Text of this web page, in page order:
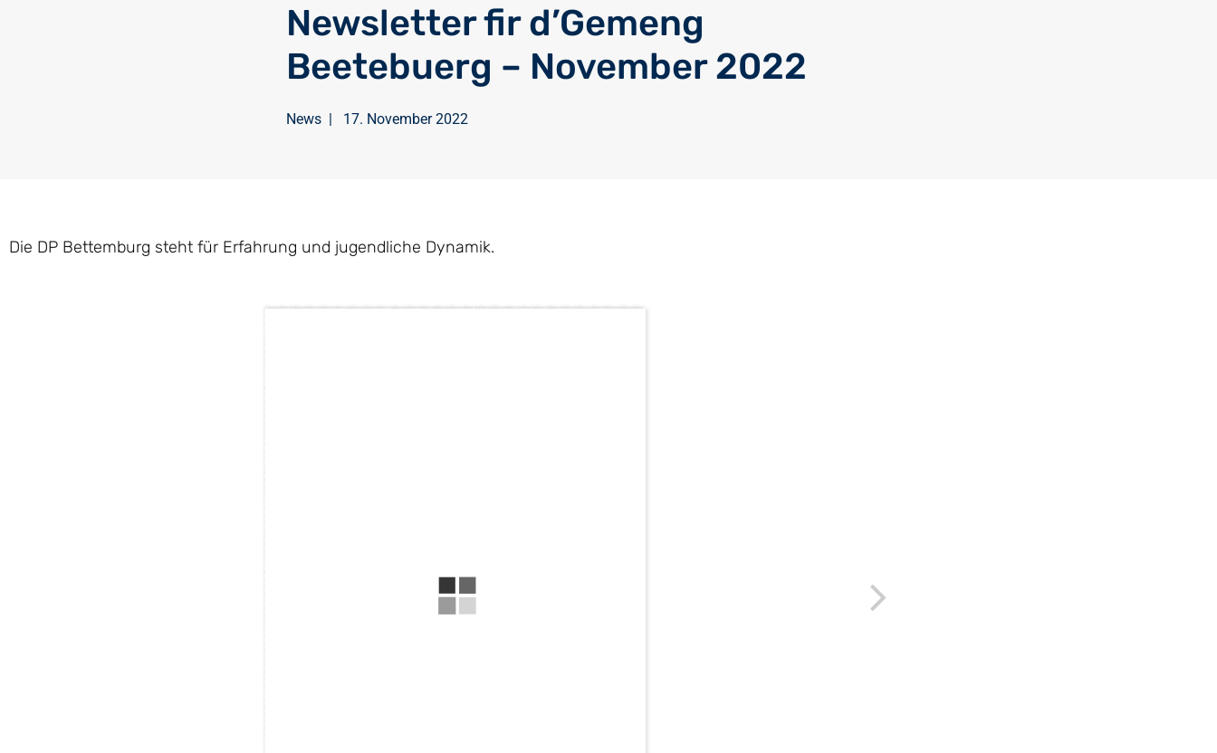
Newsletter fir d’Gemeng
Beetebuerg – November 2022
News| 17. November 2022
Die DP Bettemburg steht für Erfahrung und jugendliche Dynamik.